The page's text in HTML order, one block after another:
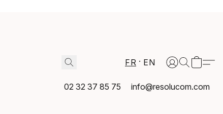
FR EN
02 32 37 85 75 info@resolucom.com